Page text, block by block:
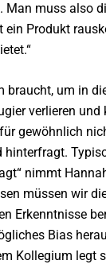
Man muss also
ein Produkt
braucht, um in
verlieren
gewöhnlich
hinterfragt.
nimmt
müssen wir
Erkenntnisse
Bias
Kollegium legt